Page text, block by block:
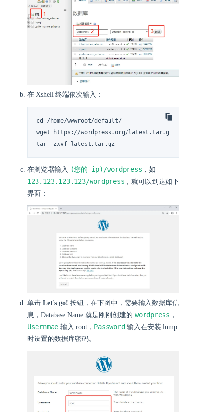
在 Xshell 终端依次输入：
cd /home/wwwroot/default/
wget https://wordpress.org/latest.tar.gz
tar -zxvf latest.tar.gz
在浏览器输入 (您的 ip)/wordpress ，如
123.123.123.123/wordpress ，就可以到达如下
界面：
单击 Let’s go! 按钮，在下图中，需要输入数据库信
息，Database Name 就是刚刚创建的 wordpress ，
Usernmae 输入 root， Password 输入在安装 lnmp
时设置的数据库密码。